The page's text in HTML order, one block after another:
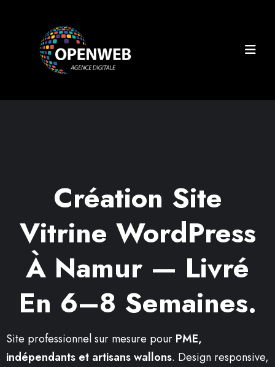
Création Site
Vitrine WordPress
À Namur — Livré
En 6–8 Semaines.
Site professionnel sur mesure pour PME,
indépendants et artisans wallons. Design responsive,